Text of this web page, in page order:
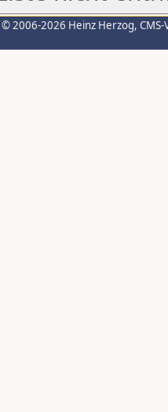
© 2006-2026 Heinz Herzog,